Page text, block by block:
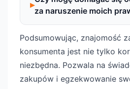
za naruszenie moich
Podsumowując, znajomość
konsumenta jest nie tylko
niezbędna. Pozwala na
zakupów i egzekwowanie